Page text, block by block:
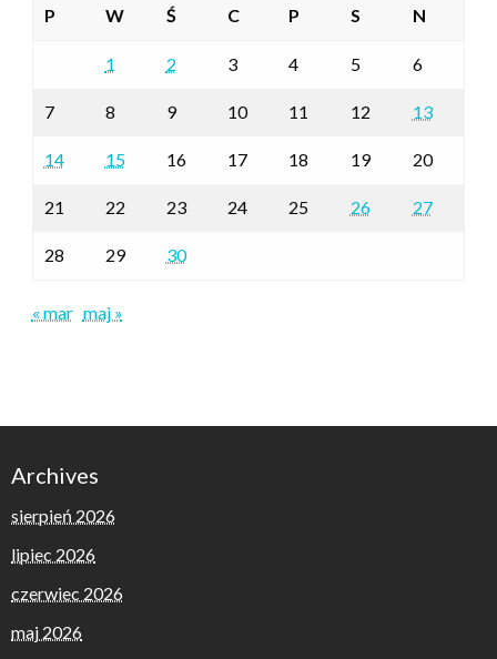
P W Ś C P S N
1 2 3 4 5 6
7 8 9 10 11 12 13
14 15 16 17 18 19 20
21 22 23 24 25 26 27
28 29 30
« mar maj »
Archives
sierpień 2026
lipiec 2026
czerwiec 2026
maj 2026